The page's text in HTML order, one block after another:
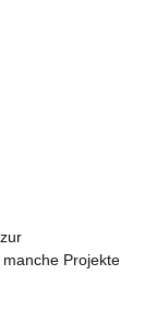
Projekte